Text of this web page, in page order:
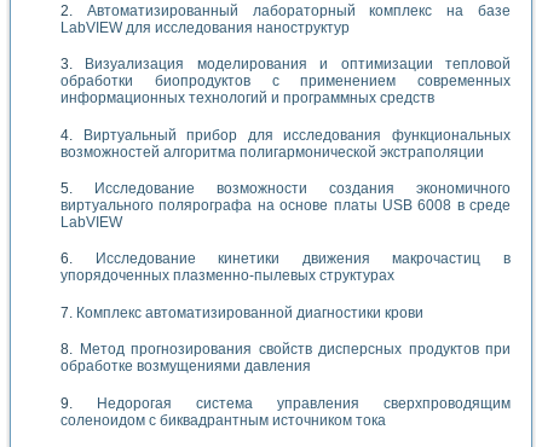
Автоматизированный лабораторный комплекс на базе
LabVIEW для исследования наноструктур
Визуализация моделирования и оптимизации тепловой
обработки биопродуктов с применением современных
информационных технологий и программных средств
Виртуальный прибор для исследования функциональных
возможностей алгоритма полигармонической экстраполяции
Исследование возможности создания экономичного
виртуального полярографа на основе платы USB 6008 в среде
LabVIEW
Исследование кинетики движения макрочастиц в
упорядоченных плазменно-пылевых структурах
Комплекс автоматизированной диагностики крови
Метод прогнозирования свойств дисперсных продуктов при
обработке возмущениями давления
Недорогая система управления сверхпроводящим
соленоидом с биквадрантным источником тока